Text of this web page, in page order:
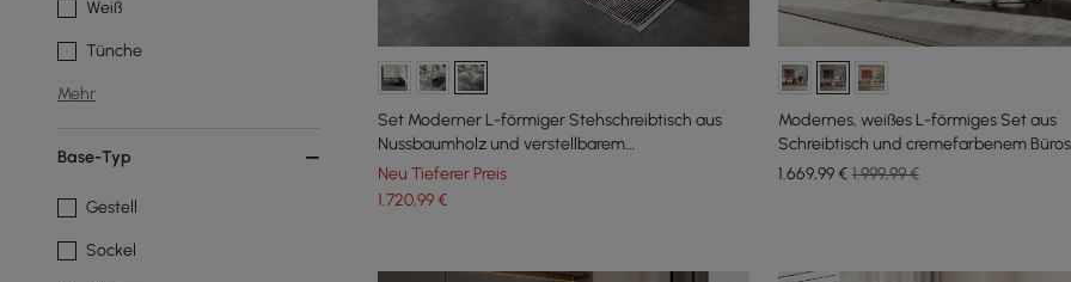
Weiß
Tünche
Mehr
Base-Typ
Gestell
Sockel
Set Moderner L-förmiger Stehschreibtisch aus
Nussbaumholz und verstellbarem
Schreibtischstuhl aus Leder (1815 mm)
Neu Tieferer Preis
1.720,99€
Modernes, weißes L-förmiges Set aus
Schreibtisch und cremefarbenem
gepolstert, drehbar
1.669,99€ 1.999,99 €